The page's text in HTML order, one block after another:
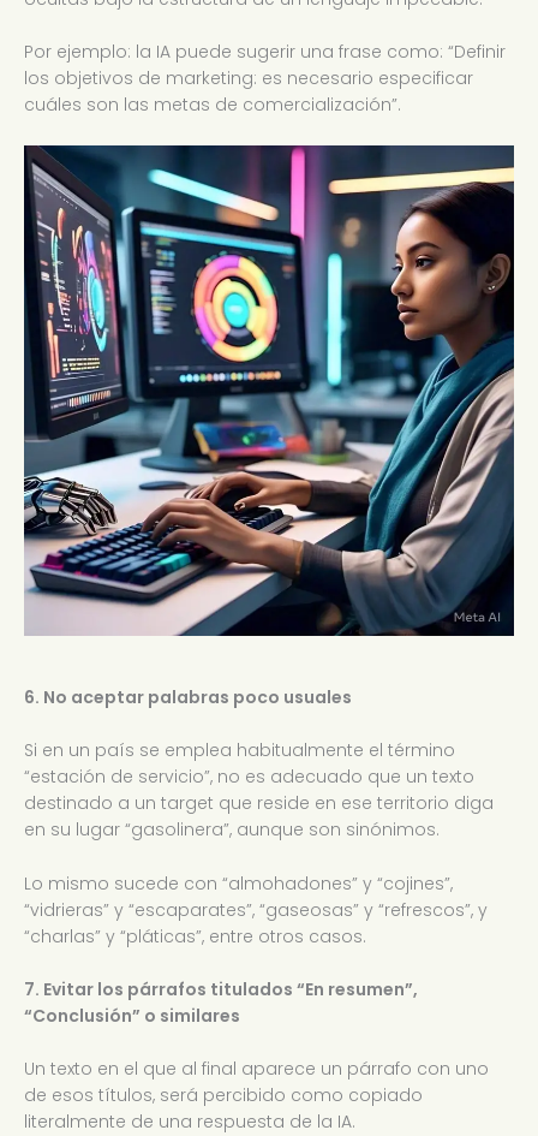
Por ejemplo: la IA puede sugerir una frase como: “Definir
los objetivos de marketing: es necesario especificar
cuáles son las metas de comercialización”.
6. No aceptar palabras poco usuales
Si en un país se emplea habitualmente el término
“estación de servicio”, no es adecuado que un texto
destinado a un target que reside en ese territorio diga
en su lugar “gasolinera”, aunque son sinónimos.
Lo mismo sucede con “almohadones” y “cojines”,
“vidrieras” y “escaparates”, “gaseosas” y “refrescos”, y
“charlas” y “pláticas”, entre otros casos.
7. Evitar los párrafos titulados “En resumen”,
“Conclusión” o similares
Un texto en el que al final aparece un párrafo con uno
de esos títulos, será percibido como copiado
literalmente de una respuesta de la IA.